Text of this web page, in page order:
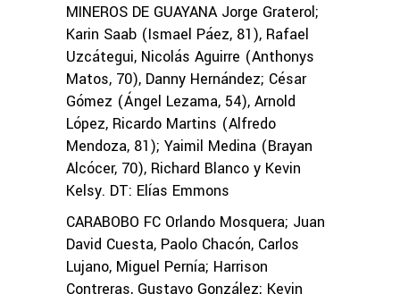
MINEROS DE GUAYANA Jorge Graterol;
Karin Saab (Ismael Páez, 81), Rafael
Uzcátegui, Nicolás Aguirre (Anthonys
Matos, 70), Danny Hernández; César
Gómez (Ángel Lezama, 54), Arnold
López, Ricardo Martins (Alfredo
Mendoza, 81); Yaimil Medina (Brayan
Alcócer, 70), Richard Blanco y Kevin
Kelsy. DT: Elías Emmons
CARABOBO FC Orlando Mosquera; Juan
David Cuesta, Paolo Chacón, Carlos
Lujano, Miguel Pernía; Harrison
Contreras, Gustavo González; Kevin